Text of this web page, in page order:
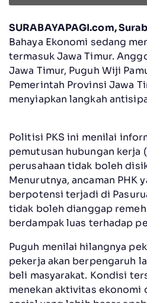
SURABAYAPAGI.com,
Bahaya Ekonomi sedang
termasuk Jawa Timur.
Jawa Timur, Puguh Wiji
Pemerintah Provinsi Jawa
menyiapkan
Politisi PKS ini menilai
pemutusan hubungan kerja
perusahaan tidak boleh
Menurutnya, ancaman PHK
berpotensi terjadi di
tidak boleh dianggap
berdampak luas terhadap
Puguh menilai hilangnya
pekerja akan berpengaruh
beli masyarakat. Kondisi
menekan aktivitas ekonomi